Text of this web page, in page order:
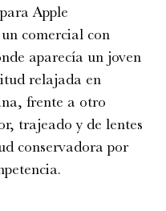
Apple
comercial con
aparecía un joven
relajada en
frente a otro
trajeado y de lentes
conservadora por